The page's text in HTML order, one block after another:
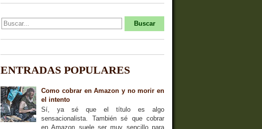
ENTRADAS POPULARES
Como cobrar en Amazon y no morir en
el intento
Sí, ya sé que el título es algo
sensacionalista. También sé que cobrar
en Amazon suele ser muy sencillo para